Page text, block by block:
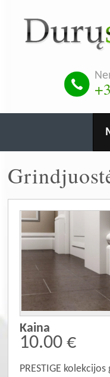
Kaina
10.00 €
PRESTIGE